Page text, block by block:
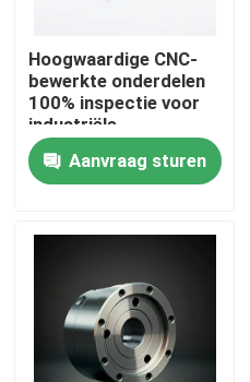
Kwaliteitscontrole
Neem contact met ons op
Nieuws
Cnc-gefreesde onderdelen
CNC-freesonderdelen
Hoogwaardige CNC-
bewerkte onderdelen
100% inspectie voor
industriële
toepassingen
Aanvraag sturen